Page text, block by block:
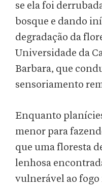
se ela foi
bosque e dando
degradação da
Universidade da
Barbara, que
sensoriamento
Enquanto
menor para
que uma floresta
lenhosa
vulnerável ao fogo